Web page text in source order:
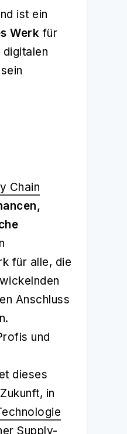
ist ein
Werk für
digitalen
Chain
für alle, die
Anschluss
und
dieses
in
Supply-